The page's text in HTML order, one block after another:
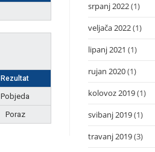
Rezultat
Pobjeda
Poraz
srpanj 2022(1)
veljača 2022(1)
lipanj 2021 (1)
rujan 2020(1)
kolovoz 2019(1)
svibanj 2019(1)
travanj 2019(3)